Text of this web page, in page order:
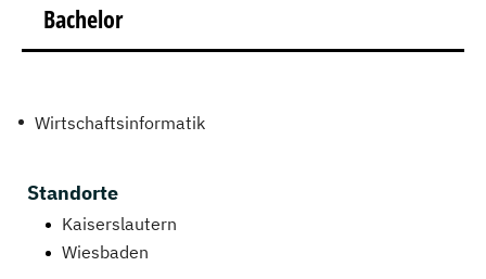
Bachelor
Wirtschaftsinformatik
Standorte
Kaiserslautern
Wiesbaden